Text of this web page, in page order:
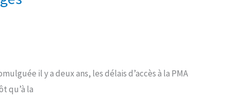
il y a deux ans, les délais d’accès à la PMA
qu’à la